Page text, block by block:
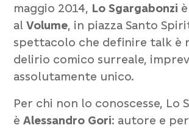
maggio 2014, Lo Sgargabonzi
alVolume, in piazza Santo
spettacolo che definire talk è
delirio comico surreale,
assolutamente unico.
Per chi non lo conoscesse, Lo
èAlessandro Gori: autore e